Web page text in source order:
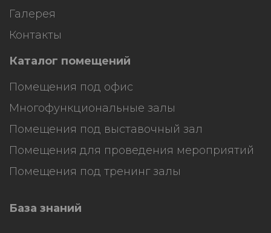
Галерея
Контакты
Каталог помещений
Помещения под офис
Многофункциональные залы
Помещения под выставочный зал
Помещения для проведения мероприятий
Помещения под тренинг залы
База знаний